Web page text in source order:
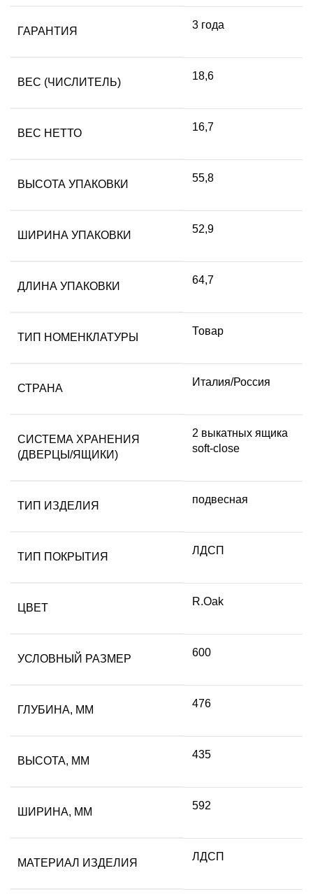
ГАРАНТИЯ
3 года
ВЕС (ЧИСЛИТЕЛЬ)
18,6
ВЕС НЕТТО
16,7
ВЫСОТА УПАКОВКИ
55,8
ШИРИНА УПАКОВКИ
52,9
ДЛИНА УПАКОВКИ
64,7
ТИП НОМЕНКЛАТУРЫ
Товар
СТРАНА
Италия/Россия
СИСТЕМА ХРАНЕНИЯ
(ДВЕРЦЫ/ЯЩИКИ)
2 выкатных ящика
soft-close
ТИП ИЗДЕЛИЯ
подвесная
ТИП ПОКРЫТИЯ
ЛДСП
ЦВЕТ
R.Oak
УСЛОВНЫЙ РАЗМЕР
600
ГЛУБИНА, ММ
476
ВЫСОТА, ММ
435
ШИРИНА, ММ
592
МАТЕРИАЛ ИЗДЕЛИЯ
ЛДСП